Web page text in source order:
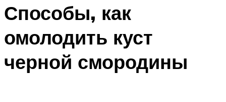
Способы, как
омолодить куст
черной смородины